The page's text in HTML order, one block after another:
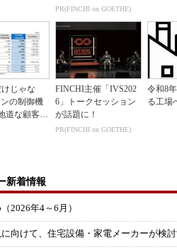
PR(FINCHI on GOETHE)
じゃな
の制御機
道な顧客基
FINCHI主催「IVS202
6」トークセッション
が話題に！
PR(FINCHI on GOETHE)
令和8
る工場
新着情報
2026年4～6月）
向けて、住宅設備・家電メーカーが検